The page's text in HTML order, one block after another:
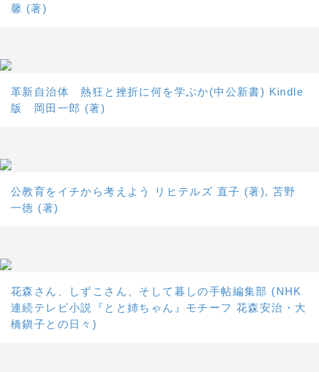
馨 (著)
革新自治体 熱狂と挫折に何を学ぶか(中公新書) Kindle
版 岡田一郎 (著)
公教育をイチから考えよう リヒテルズ 直子 (著), 苫野
一徳 (著)
花森さん、しずこさん、そして暮しの手帖編集部 (NHK
連続テレビ小説『とと姉ちゃん』モチーフ 花森安治・大
橋鎭子との日々)